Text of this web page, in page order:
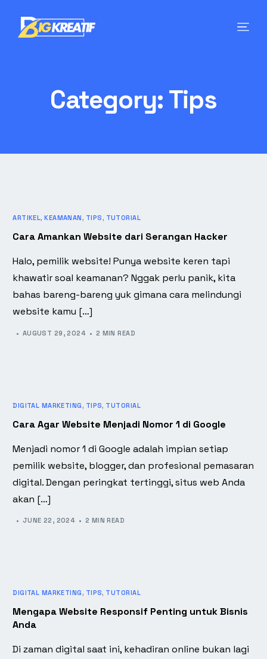
Category: Tips
ARTIKEL,KEAMANAN, TIPS, TUTORIAL
Cara Amankan Website dari Serangan Hacker
Halo, pemilik website! Punya website keren tapi
khawatir soal keamanan? Nggak perlu panik, kita
bahas bareng-bareng yuk gimana cara melindungi
website kamu […]
AUGUST 29, 2024 2 MIN READ
DIGITAL MARKETING, TIPS, TUTORIAL
Cara Agar Website Menjadi Nomor 1 di Google
Menjadi nomor 1 di Google adalah impian setiap
pemilik website, blogger, dan profesional pemasaran
digital. Dengan peringkat tertinggi, situs web Anda
akan […]
JUNE 22, 2024 2 MIN READ
DIGITAL MARKETING, TIPS, TUTORIAL
Mengapa Website Responsif Penting untuk Bisnis
Anda
Di zaman digital saat ini, kehadiran online bukan lagi